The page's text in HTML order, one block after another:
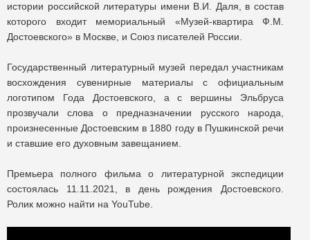
истории российской литературы имени В.И. Даля, в состав
которого входит мемориальный «Музей-квартира Ф.М.
Достоевского» в Москве, и Союз писателей России.
Государственный литературный музей передал участникам
восхождения сувенирные материалы с официальным
логотипом Года Достоевского, а с вершины Эльбруса
прозвучали слова о предназначении русского народа,
произнесенные Достоевским в 1880 году в Пушкинской речи
и ставшие его духовным завещанием.
Премьера полного фильма о литературной экспедиции
состоялась 11.11.2021, в день рождения Достоевского.
Ролик можно найти на YouTube.